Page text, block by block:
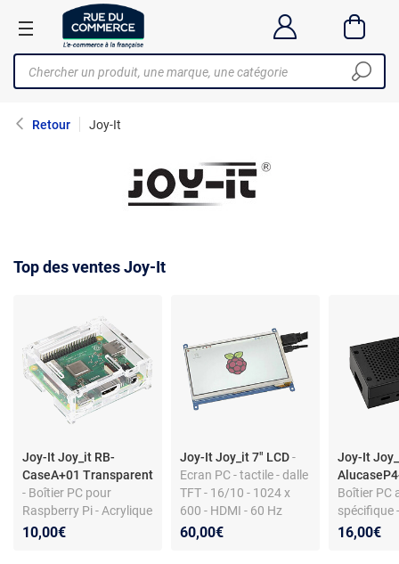
Retour Joy-It
Top des ventes Joy-It
Joy-It Joy_it RB-
CaseA+01 Transparent
- Boîtier PC pour
Raspberry Pi - Acrylique
- Transparent - Ports
10,00€
Joy-It Joy_it 7" LCD-
Ecran PC - tactile - dalle
TFT - 16/10 - 1024 x
600 - HDMI - 60 Hz
60,00€
Joy-It
Boîtier PC
spécifique
pins -
16,00€